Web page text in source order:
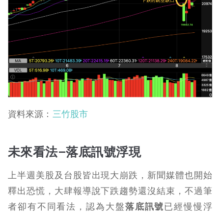
資料來源： 三竹股市
未來看法–落底訊號浮現
上半週美股及台股皆出現大崩跌，新聞媒體也開始
釋出恐慌，大肆報導說下跌趨勢還沒結束，不過筆
者卻有不同看法，認為大盤落底訊號已經慢慢浮